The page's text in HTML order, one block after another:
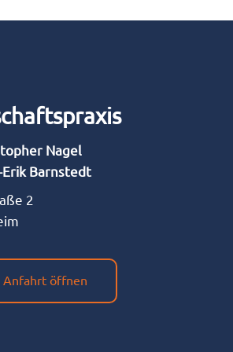
Nagel
Erik Barnstedt
2
Anfahrt öffnen